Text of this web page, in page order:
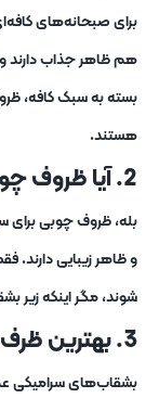
برای صبحانه‌های
هم ظاهر جذاب دارند
بسته به سبک کافه،
هستند.
2. آیا ظروف چوبی برای صبحانه مناسب هستند؟
بله، ظروف چوبی برای
و ظاهر زیبایی دارند.
شوند، مگر اینکه زیر
3. بهترین ظرف برای سرو املت و نیمرو چیست؟
بشقاب‌های سرامیکی